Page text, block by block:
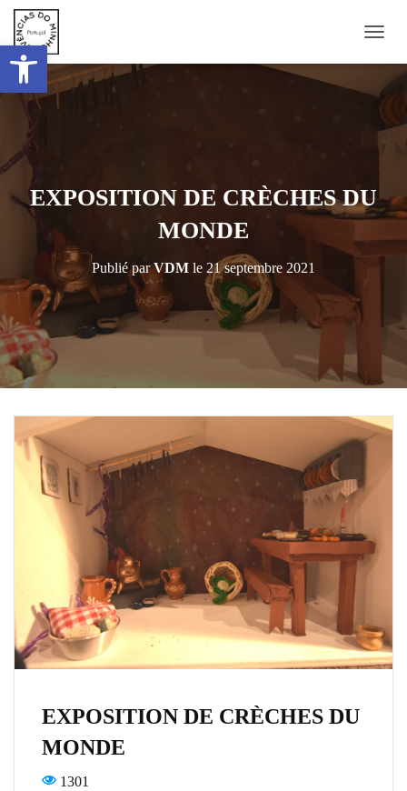
Ouvrir la barre d’outils
EXPOSITION DE CRÈCHES DU
MONDE
Publié parVDM le 21 septembre 2021
EXPOSITION DE CRÈCHES DU
MONDE
1301